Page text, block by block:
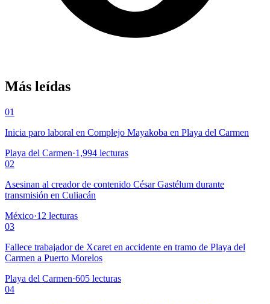
Más leídas
01
Inicia paro laboral en Complejo Mayakoba en Playa del Carmen
Playa del Carmen·1,994 lecturas
02
Asesinan al creador de contenido César Gastélum durante
transmisión en Culiacán
México·12 lecturas
03
Fallece trabajador de Xcaret en accidente en tramo de Playa del
Carmen a Puerto Morelos
Playa del Carmen·605 lecturas
04